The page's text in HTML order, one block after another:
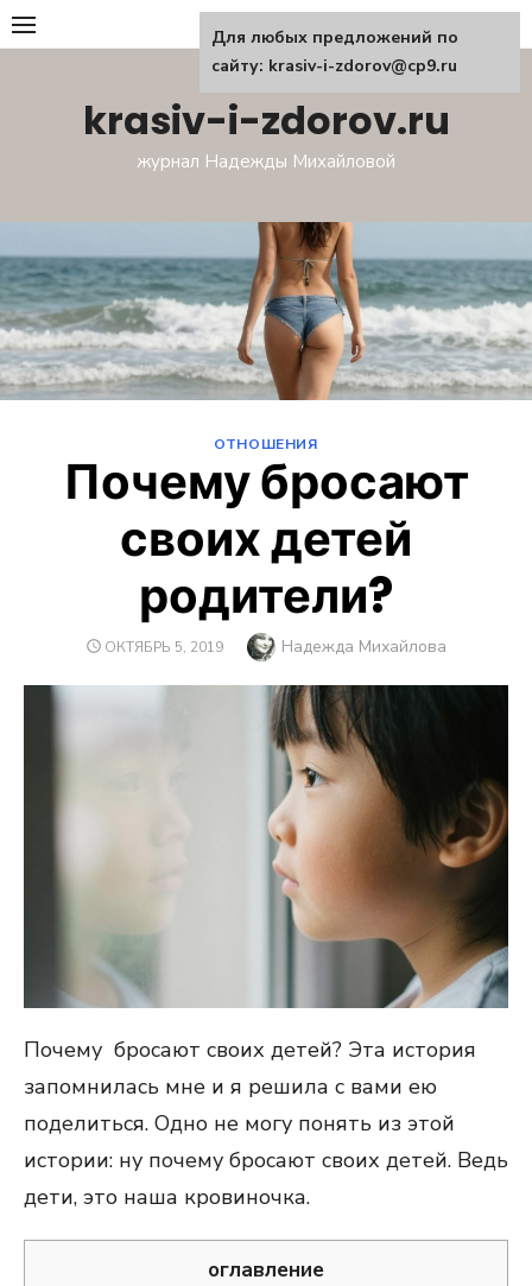
Перейти
к
krasiv-i-zdorov.ru
журнал Надежды Михайловой
ОТНОШЕНИЯ
Почему бросают
своих детей
родители?
ОПУБЛИКОВАНО
ОКТЯБРЬ 5, 2019 Автор
Надежда Михайлова
Почему бросают своих детей? Эта история
запомнилась мне и я решила с вами ею
поделиться. Одно не могу понять из этой
истории: ну почему бросают своих детей. Ведь
дети, это наша кровиночка.
оглавление
Для любых предложений по
сайту: krasiv-i-zdorov@cp9.ru